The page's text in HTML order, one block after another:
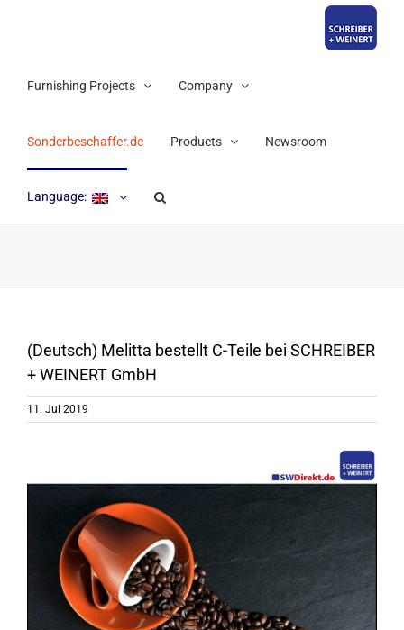
Furnishing Projects Company
Sonderbeschaffer.de Products Newsroom
Language:
(Deutsch) Melitta bestellt C-Teile bei SCHREIBER
+ WEINERT GmbH
11. Jul 2019